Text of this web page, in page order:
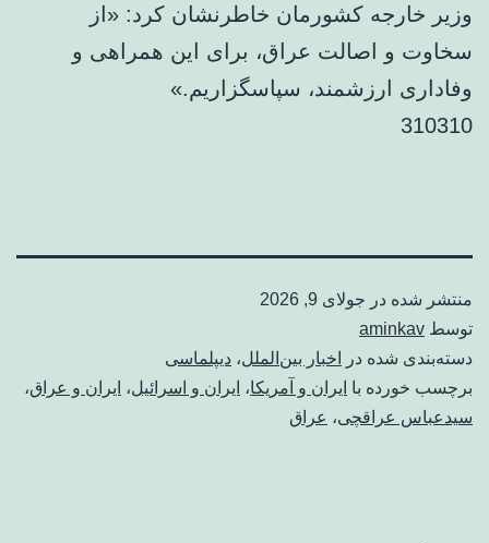
وزیر خارجه کشورمان خاطرنشان کرد: «از
سخاوت و اصالت عراق، برای این همراهی و
وفاداری ارزشمند، سپاسگزاریم.»
310310
منتشر شده در جولای 9, 2026
توسط aminkav
دسته‌بندی شده در
اخبار بین‌الملل، دیپلماسی
برچسب خورده با ایران و آمریکا، ایران و اسرائیل، ایران و عراق،
سیدعباس عراقچی، عراق